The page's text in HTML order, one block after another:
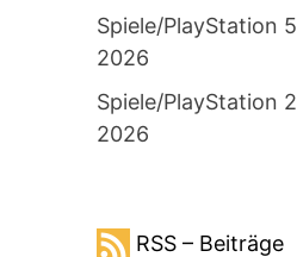
Spiele/PlayStation 5
2026
Spiele/PlayStation 2
2026
RSS – Beiträge